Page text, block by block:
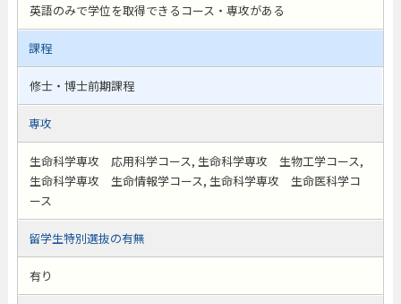
英語のみで学位を取得できるコース・専攻がある
課程
修士・博士前期課程
専攻
生命科学専攻 応用科学コース, 生命科学専攻 生物工学コース,
生命科学専攻 生命情報学コース, 生命科学専攻 生命医科学コ
ース
留学生特別選抜の有無
有り